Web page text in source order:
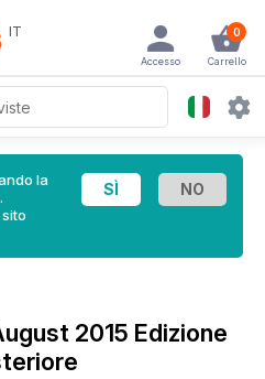
IT 0
Carrello
Accesso
la
2015 Edizione